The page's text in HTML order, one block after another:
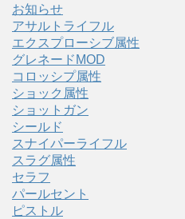
お知らせ
アサルトライフル
エクスプローシブ属性
グレネードMOD
コロッシプ属性
ショック属性
ショットガン
シールド
スナイパーライフル
スラグ属性
セラフ
パールセント
ピストル